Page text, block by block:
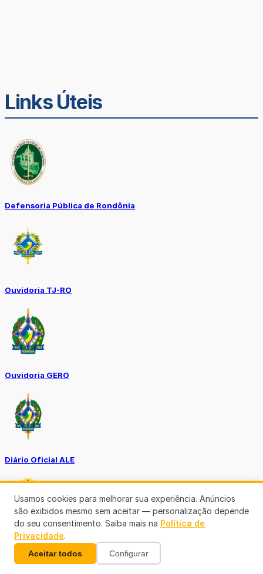
Links Úteis
Defensoria Pública de Rondônia
Ouvidoria TJ-RO
Ouvidoria GERO
Diário Oficial ALE
Diário Oficial da União
Usamos cookies para melhorar sua experiência. Anúncios
são exibidos mesmo sem aceitar — personalização depende
do seu consentimento. Saiba mais na Política de
Privacidade.
Aceitar todos Configurar